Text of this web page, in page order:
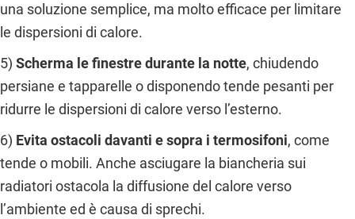
una soluzione semplice, ma molto efficace per limitare
le dispersioni di calore.
5) Scherma le finestre durante la notte, chiudendo
persiane e tapparelle o disponendo tende pesanti per
ridurre le dispersioni di calore verso l’esterno.
6) Evita ostacoli davanti e sopra i termosifoni, come
tende o mobili. Anche asciugare la biancheria sui
radiatori ostacola la diffusione del calore verso
l’ambiente ed è causa di sprechi.